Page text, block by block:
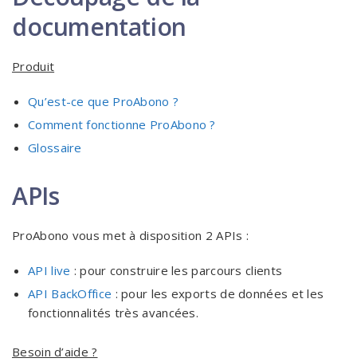
documentation
Produit
Qu’est-ce que ProAbono ?
Comment fonctionne ProAbono ?
Glossaire
APIs
ProAbono vous met à disposition 2 APIs :
API live : pour construire les parcours clients
API BackOffice : pour les exports de données et les
fonctionnalités très avancées.
Besoin d’aide ?